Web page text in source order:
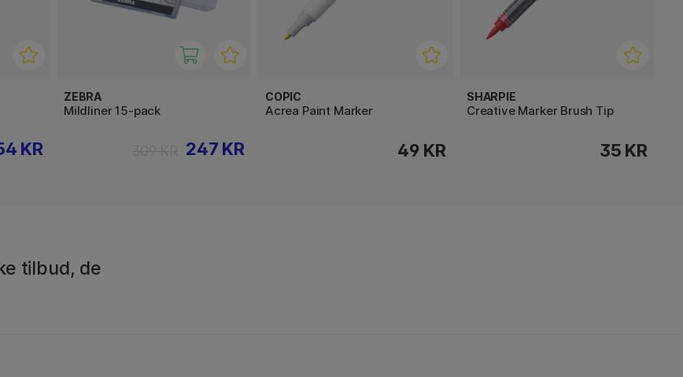
KR
ZEBRA
Mildliner 15-pack
247 KR
COPIC
Acrea Paint Marker
49 KR
SHARPIE
Creative Marker Brush Tip
35 KR
tilbud, de